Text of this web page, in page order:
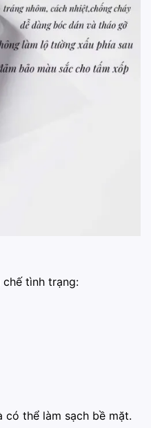
chế tình trạng:
có thể làm sạch bề mặt.